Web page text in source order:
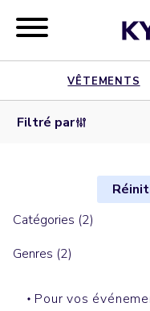
VÊTEMENTS
Filtré par
Catégories (2)
Genres (2)
Pour vos